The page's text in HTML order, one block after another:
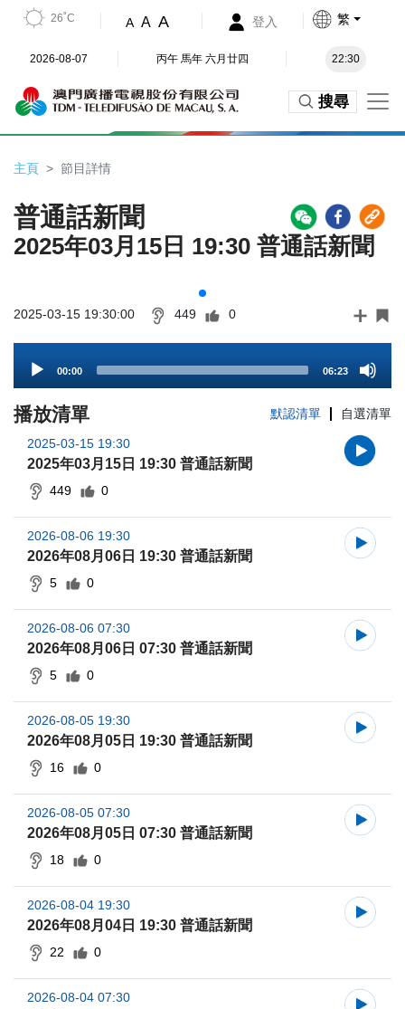
26˚C A A A 登入 繁
2026-08-07 丙午 馬年 六月廿四 22:30
搜尋
主頁 節目詳情
普通話新聞
2025年03月15日 19:30 普通話新聞
2025-03-15 19:30:00 449 0
Player
00:00 06:23
播放清單 默認清單 自選清單
2025-03-15 19:30
2025年03月15日 19:30 普通話新聞
449 0
2026-08-06 19:30
2026年08月06日 19:30 普通話新聞
5 0
2026-08-06 07:30
2026年08月06日 07:30 普通話新聞
5 0
2026-08-05 19:30
2026年08月05日 19:30 普通話新聞
16 0
2026-08-05 07:30
2026年08月05日 07:30 普通話新聞
18 0
2026-08-04 19:30
2026年08月04日 19:30 普通話新聞
22 0
2026-08-04 07:30